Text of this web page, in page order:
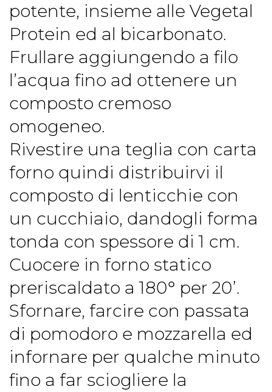
potente, insieme alle Vegetal
Protein ed al bicarbonato.
Frullare aggiungendo a filo
l’acqua fino ad ottenere un
composto cremoso
omogeneo.
Rivestire una teglia con carta
forno quindi distribuirvi il
composto di lenticchie con
un cucchiaio, dandogli forma
tonda con spessore di 1 cm.
Cuocere in forno statico
preriscaldato a 180° per 20’.
Sfornare, farcire con passata
di pomodoro e mozzarella ed
infornare per qualche minuto
fino a far sciogliere la